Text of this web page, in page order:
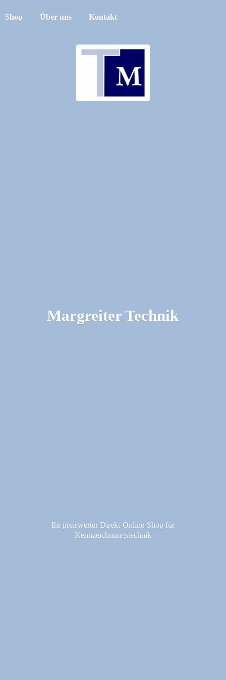
Shop Über uns Kontakt
Margreiter Technik
Ihr preiswerter Direkt-Online-Shop für
Kennzeichnungstechnik